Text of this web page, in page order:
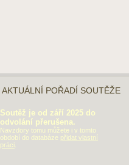
AKTUÁLNÍ POŘADÍ SOUTĚŽE
Soutěž je od září 2025 do
odvolání přerušena.
Navzdory tomu můžete i v tomto
období do databáze přidat vlastní
práci